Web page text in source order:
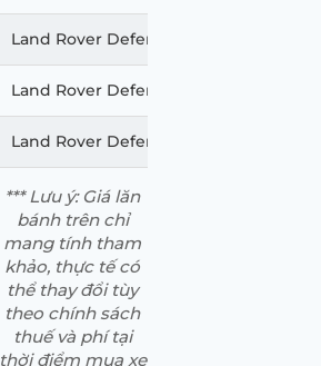
Land Rover Defender 130 3.0 S 300PS
Land Rover Defender 130 3.0 S 400PS
Land Rover Defender 130 X-Dynamic
*** Lưu ý: Giá lăn
bánh trên chỉ
mang tính tham
khảo, thực tế có
thể thay đổi tùy
theo chính sách
thuế và phí tại
thời điểm mua xe